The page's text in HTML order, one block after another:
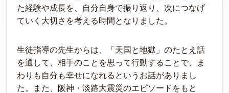
た経験や成長を、自分自身で振り返り、次につなげ
ていく大切さを考える時間となりました。
生徒指導の先生からは、「天国と地獄」のたとえ話
を通して、相手のことを思って行動することで、ま
わりも自分も幸せになれるというお話がありまし
た。また、阪神・淡路大震災のエピソードをもと